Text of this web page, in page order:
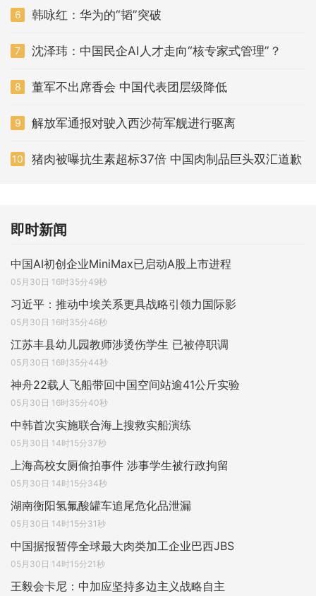
6 韩咏红：华为的“韬”突破
7 沈泽玮：中国民企AI人才走向“核专家式管理”？
8 董军不出席香会 中国代表团层级降低
9 解放军通报对驶入西沙荷军舰进行驱离
10 猪肉被曝抗生素超标37倍 中国肉制品巨头双汇道歉
即时新闻
中国AI初创企业MiniMax已启动A股上市进程
05月30日 16时35分49秒
习近平：推动中埃关系更具战略引领力国际影
05月30日 16时35分46秒
江苏丰县幼儿园教师涉烫伤学生 已被停职调
05月30日 16时35分44秒
神舟22载人飞船带回中国空间站逾41公斤实验
05月30日 16时35分40秒
中韩首次实施联合海上搜救实船演练
05月30日 14时15分37秒
上海高校女厕偷拍事件 涉事学生被行政拘留
05月30日 14时15分34秒
湖南衡阳氢氟酸罐车追尾危化品泄漏
05月30日 14时15分31秒
中国据报暂停全球最大肉类加工企业巴西JBS
05月30日 14时15分21秒
王毅会卡尼：中加应坚持多边主义战略自主